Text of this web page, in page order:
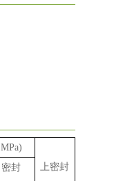
MPa)
上密封
密封